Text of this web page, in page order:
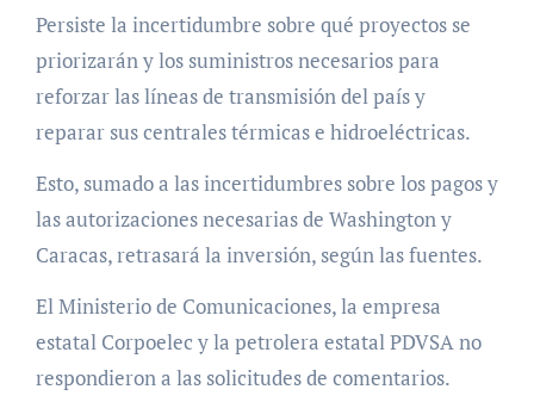
Persiste la incertidumbre sobre qué proyectos se
priorizarán y los suministros necesarios para
reforzar las líneas de transmisión del país y
reparar sus centrales térmicas e hidroeléctricas.
Esto, sumado a las incertidumbres sobre los pagos y
las autorizaciones necesarias de Washington y
Caracas, retrasará la inversión, según las fuentes.
El Ministerio de Comunicaciones, la empresa
estatal Corpoelec y la petrolera estatal PDVSA no
respondieron a las solicitudes de comentarios.